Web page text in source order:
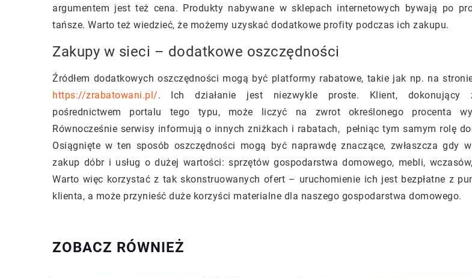
argumentem jest też cena. Produkty nabywane w sklepach internetowych bywają po
tańsze. Warto też wiedzieć, że możemy uzyskać dodatkowe profity podczas ich zakupu.
Zakupy w sieci – dodatkowe oszczędności
Źródłem dodatkowych oszczędności mogą być platformy rabatowe, takie jak np. na
https://zrabatowani.pl/. Ich działanie jest niezwykle proste. Klient, dokonujący
pośrednictwem portalu tego typu, może liczyć na zwrot określonego procenta
Równocześnie serwisy informują o innych zniżkach i rabatach, pełniąc tym samym rolę
Osiągnięte w ten sposób oszczędności mogą być naprawdę znaczące, zwłaszcza gdy
zakup dóbr i usług o dużej wartości: sprzętów gospodarstwa domowego, mebli,
Warto więc korzystać z tak skonstruowanych ofert – uruchomienie ich jest bezpłatne z
klienta, a może przynieść duże korzyści materialne dla naszego gospodarstwa domowego.
ZOBACZ RÓWNIEŻ